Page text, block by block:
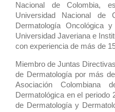
Nacional de Colombia,
Universidad Nacional de
Dermatología Oncológica
Universidad Javeriana e
con experiencia de más de
Miembro de Juntas
de Dermatología por más
Asociación Colombiana
Dermatológica en el periodo
de Dermatología y